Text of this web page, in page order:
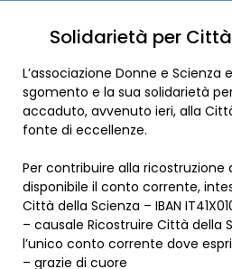
Solidarietà per
L’associazione Donne e
sgomento e la sua solidarietà
accaduto, avvenuto ieri, alla
fonte di eccellenze.
Per contribuire alla ricostruzione
disponibile il conto corrente,
Città della Scienza – IBAN
– causale Ricostruire Città della
l’unico conto corrente dove
– grazie di cuore